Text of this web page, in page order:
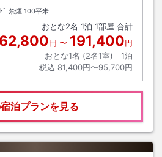
ﾞ 禁煙 100平米
おとな2名 1泊 1部屋 合計
円 〜 191,400円
おとな1名 (2名1室)｜ 1泊
税込 81,400円〜95,700円
泊プランを見る